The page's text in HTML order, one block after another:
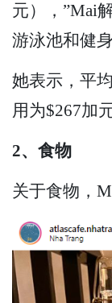
元），”Mai
游泳池和健
她表示，平
用为$267加元
2、食物
关于食物，